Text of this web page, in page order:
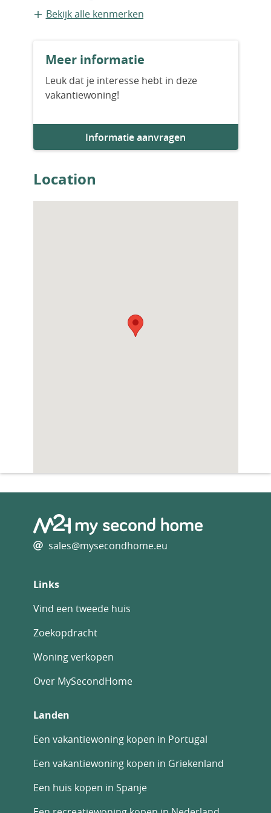
Appartement
Bestaande bouw
Bouwjaar
Aantal slaapkamers
Aantal badkamers
Bekijk alle kenmerken
Meer informatie
Leuk dat je interesse hebt in deze
vakantiewoning!
Informatie aanvragen
Location
sales@mysecondhome.eu
Links
Vind een tweede huis
Zoekopdracht
Woning verkopen
Over MySecondHome
Landen
Een vakantiewoning kopen in Portugal
Een vakantiewoning kopen in Griekenland
Een huis kopen in Spanje